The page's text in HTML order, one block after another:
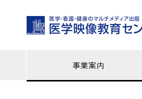
事業案内